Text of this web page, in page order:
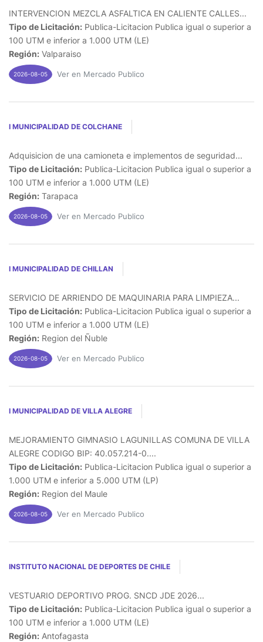
INTERVENCION MEZCLA ASFALTICA EN CALIENTE CALLES...
Tipo de Licitación: Publica-Licitacion Publica igual o superior a
100 UTM e inferior a 1.000 UTM (LE)
Región: Valparaiso
2026-08-05 Ver en Mercado Publico
I MUNICIPALIDAD DE COLCHANE
Adquisicion de una camioneta e implementos de seguridad...
Tipo de Licitación: Publica-Licitacion Publica igual o superior a
100 UTM e inferior a 1.000 UTM (LE)
Región: Tarapaca
2026-08-05 Ver en Mercado Publico
I MUNICIPALIDAD DE CHILLAN
SERVICIO DE ARRIENDO DE MAQUINARIA PARA LIMPIEZA...
Tipo de Licitación: Publica-Licitacion Publica igual o superior a
100 UTM e inferior a 1.000 UTM (LE)
Región: Region del Ñuble
2026-08-05 Ver en Mercado Publico
I MUNICIPALIDAD DE VILLA ALEGRE
MEJORAMIENTO GIMNASIO LAGUNILLAS COMUNA DE VILLA
ALEGRE CODIGO BIP: 40.057.214-0....
Tipo de Licitación: Publica-Licitacion Publica igual o superior a
1.000 UTM e inferior a 5.000 UTM (LP)
Región: Region del Maule
2026-08-05 Ver en Mercado Publico
INSTITUTO NACIONAL DE DEPORTES DE CHILE
VESTUARIO DEPORTIVO PROG. SNCD JDE 2026...
Tipo de Licitación: Publica-Licitacion Publica igual o superior a
100 UTM e inferior a 1.000 UTM (LE)
Región: Antofagasta